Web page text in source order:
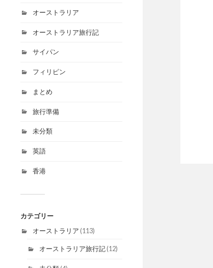
オーストラリア
オーストラリア旅行記
サイパン
フィリピン
まとめ
旅行準備
未分類
英語
香港
カテゴリー
オーストラリア (113)
オーストラリア旅行記(12)